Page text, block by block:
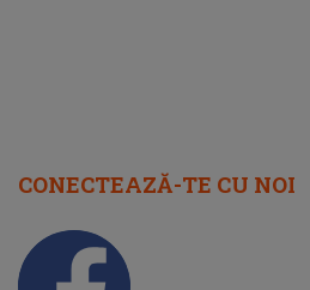
CONECTEAZĂ-TE CU NOI